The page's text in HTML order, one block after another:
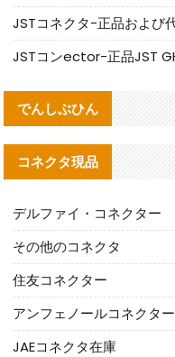
でんしぶひん
コネクタ現品
デルファイ・コネクター
その他のコネクタ
住友コネクター
アンフェノールコネクター
JAEコネクタ在庫